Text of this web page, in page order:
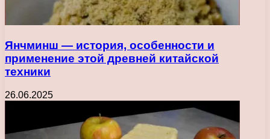
Янчминш — история, особенности и
применение этой древней китайской
техники
26.06.2025